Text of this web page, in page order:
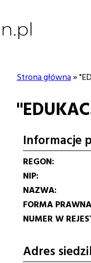
nawigacyjna
Strona główna
Informacje
REGON
NIP
NAZWA
FORMA PRAWNA
NUMER W
Adres